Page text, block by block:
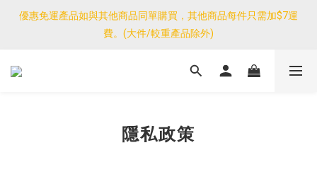
優惠免運產品如與其他商品同單購買，其他商品每件只需加$7運
費。(大件/較重產品除外)
優惠免運產品如與其他商品同單購買，其他商品每件只需加$7運
費。(大件/較重產品除外)
<公告>感謝支持！我們團隊由30/7~12/8外訪搜羅新產品，期間網
費。(大件/較重產品除外)
隱私政策